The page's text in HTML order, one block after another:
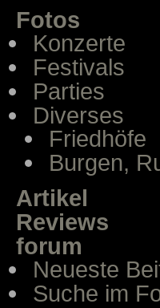
Fotos
Konzerte
Festivals
Parties
Diverses
Friedhöfe
Burgen,
Artikel
Reviews
forum
Neueste
Suche im